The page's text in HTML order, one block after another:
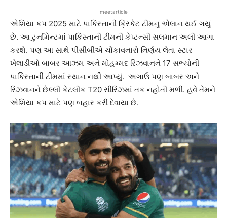
meetarticle
એશિયા કપ 2025 માટે પાકિસ્તાની ક્રિકેટ ટીમનું એલાન થઈ ગયું
છે. આ ટુર્નામેન્ટમાં પાકિસ્તાની ટીમની કેપ્ટન્સી સલમાન અલી આગા
કરશે. પણ આ સાથે પીસીબીએ ચોંકાવનારો નિર્ણય લેતા સ્ટાર
ખેલાડીઓ બાબર આઝમ અને મોહમ્મદ રિઝવાનને 17 સભ્યોની
પાકિસ્તાની ટીમમાં સ્થાન નથી આપ્યું. અગાઉ પણ બાબર અને
રિઝવાનને છેલ્લી કેટલીક T20 સીરિઝમાં તક નહોતી મળી. હવે તેમને
એશિયા કપ માટે પણ બહાર કરી દેવાયા છે.